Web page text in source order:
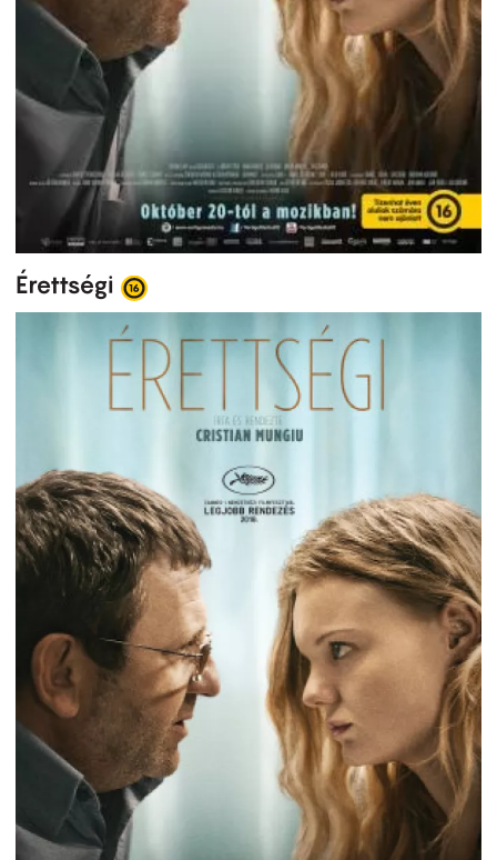
Érettségi